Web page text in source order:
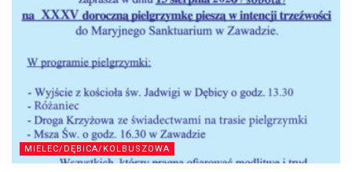
MIELEC/DĘBICA/KOLBUSZOWA